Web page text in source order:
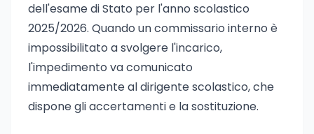
dell'esame di Stato per l'anno scolastico
2025/2026. Quando un commissario interno è
impossibilitato a svolgere l'incarico,
l'impedimento va comunicato
immediatamente al dirigente scolastico, che
dispone gli accertamenti e la sostituzione.